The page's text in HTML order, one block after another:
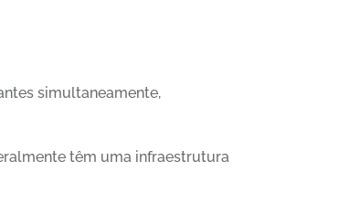
simultaneamente,
têm uma infraestrutura